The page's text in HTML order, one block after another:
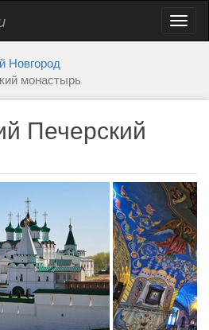
Новгород
монастырь
Печерский